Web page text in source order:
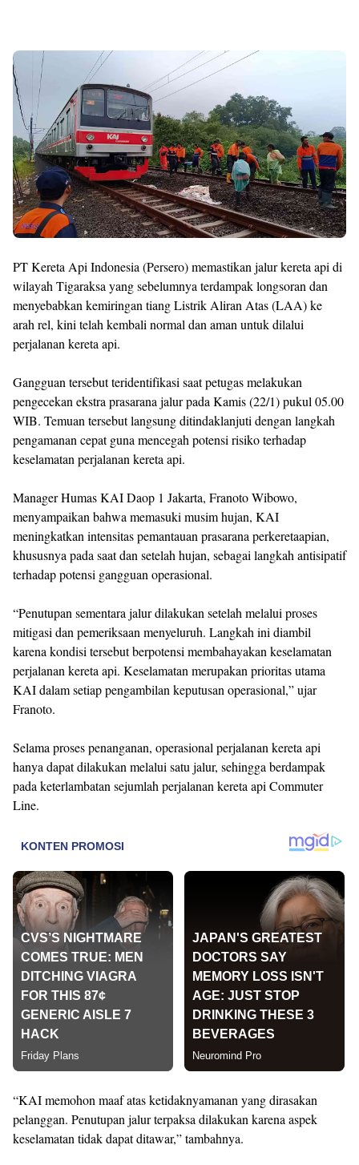
PT Kereta Api Indonesia (Persero) memastikan jalur kereta api di
wilayah Tigaraksa yang sebelumnya terdampak longsoran dan
menyebabkan kemiringan tiang Listrik Aliran Atas (LAA) ke
arah rel, kini telah kembali normal dan aman untuk dilalui
perjalanan kereta api.
Gangguan tersebut teridentifikasi saat petugas melakukan
pengecekan ekstra prasarana jalur pada Kamis (22/1) pukul 05.00
WIB. Temuan tersebut langsung ditindaklanjuti dengan langkah
pengamanan cepat guna mencegah potensi risiko terhadap
keselamatan perjalanan kereta api.
Manager Humas KAI Daop 1 Jakarta, Franoto Wibowo,
menyampaikan bahwa memasuki musim hujan, KAI
meningkatkan intensitas pemantauan prasarana perkeretaapian,
khususnya pada saat dan setelah hujan, sebagai langkah antisipatif
terhadap potensi gangguan operasional.
“Penutupan sementara jalur dilakukan setelah melalui proses
mitigasi dan pemeriksaan menyeluruh. Langkah ini diambil
karena kondisi tersebut berpotensi membahayakan keselamatan
perjalanan kereta api. Keselamatan merupakan prioritas utama
KAI dalam setiap pengambilan keputusan operasional,” ujar
Franoto.
Selama proses penanganan, operasional perjalanan kereta api
hanya dapat dilakukan melalui satu jalur, sehingga berdampak
pada keterlambatan sejumlah perjalanan kereta api Commuter
Line.
“KAI memohon maaf atas ketidaknyamanan yang dirasakan
pelanggan. Penutupan jalur terpaksa dilakukan karena aspek
keselamatan tidak dapat ditawar,” tambahnya.